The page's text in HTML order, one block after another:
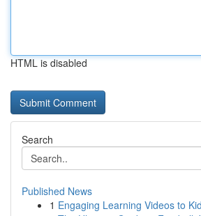
HTML is disabled
Search
Published News
1 Engaging Learning Videos to